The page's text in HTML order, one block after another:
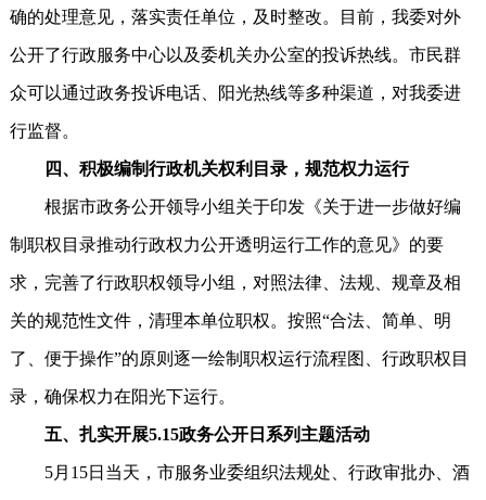
确的处理意见，落实责任单位，及时整改。目前，我委对外
公开了行政服务中心以及委机关办公室的投诉热线。市民群
众可以通过政务投诉电话、阳光热线等多种渠道，对我委进
行监督。
四、积极编制行政机关权利目录，规范权力运行
根据市政务公开领导小组关于印发《关于进一步做好编
制职权目录推动行政权力公开透明运行工作的意见》的要
求，完善了行政职权领导小组，对照法律、法规、规章及相
关的规范性文件，清理本单位职权。按照“合法、简单、明
了、便于操作”的原则逐一绘制职权运行流程图、行政职权目
录，确保权力在阳光下运行。
五、扎实开展5.15政务公开日系列主题活动
5月15日当天，市服务业委组织法规处、行政审批办、酒